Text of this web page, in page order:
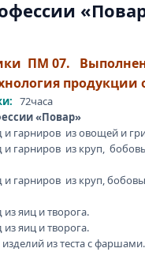
ПМ 07.
72часа
«Повар»
гарниров из овощей и
гарниров из круп,
гарниров из круп,
яиц и творога.
яиц и творога.
из теста с фаршами.